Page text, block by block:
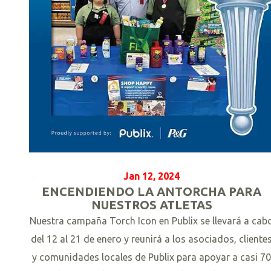
Jan 12, 2024
ENCENDIENDO LA ANTORCHA PARA
NUESTROS ATLETAS
Nuestra campaña Torch Icon en Publix se llevará a
del 12 al 21 de enero y reunirá a los asociados, clientes
y comunidades locales de Publix para apoyar a casi 70